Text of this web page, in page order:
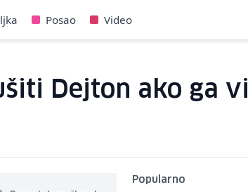
Posao Video
Dejton ako ga
Popularno